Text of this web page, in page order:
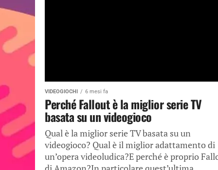
VIDEOGIOCHI 6 mesi fa
Perché Fallout è la miglior serie TV
basata su un videogioco
Qual è la miglior serie TV basata su un
videogioco? Qual è il miglior adattamento di
un’opera videoludica?E perché è proprio